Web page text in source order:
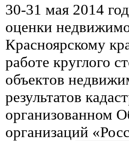
30-31 мая 2014
оценки
Красноярскому
работе круглого
объектов
результатов
организованном
организаций